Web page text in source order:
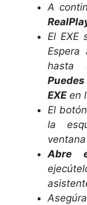
A
El EXE
hasta
EXEen
El
la
Abre